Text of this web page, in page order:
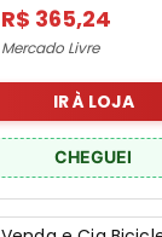
R$ 365,24
Mercado Livre
IR À LOJA
CHEGUEI